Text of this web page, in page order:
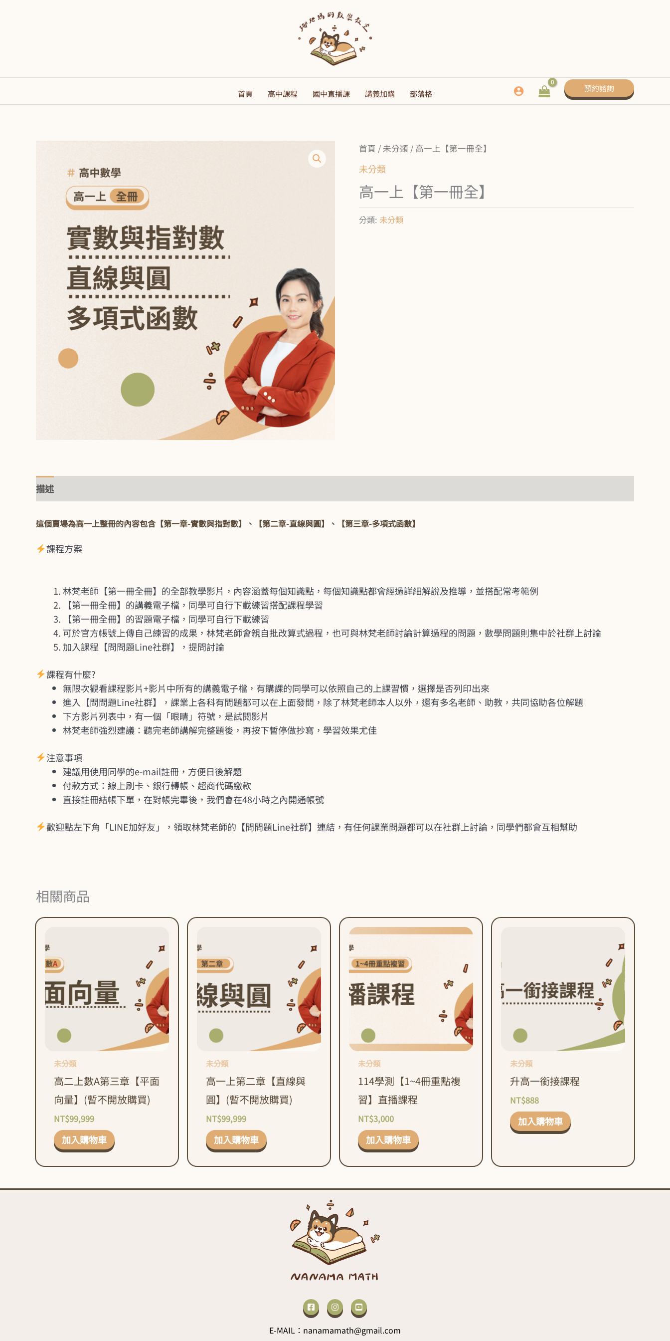
首頁 高中課程 國中直播課 講義加購 部落格
預約諮詢
首頁 / 未分類 / 高一上【第一冊全】
未分類
高一上【第一冊全】
分類: 未分類
描述
這個賣場為高一上整冊的內容包含【第一章-實數與指對數】、【第二章-直線與圓】、【第三章-多項式函數】
課程方案
林梵老師【第一冊全冊】的全部教學影片，內容涵蓋每個知識點，每個知識點都會經過詳細解說及推導，並搭配常考範例
【第一冊全冊】的講義電子檔，同學可自行下載練習搭配課程學習
【第一冊全冊】的習題電子檔，同學可自行下載練習
可於官方帳號上傳自己練習的成果，林梵老師會親自批改算式過程，也可與林梵老師討論計算過程的問題，數學問題則集中於社群上討論
加入課程【問問題Line社群】，提問討論
課程有什麼?
無限次觀看課程影片+影片中所有的講義電子檔，有購課的同學可以依照自己的上課習慣，選擇是否列印出來
進入【問問題Line社群】，課業上各科有問題都可以在上面發問，除了林梵老師本人以外，還有多名老師、助教，共同協助各位解題
下方影片列表中，有一個「眼睛」符號，是試閱影片
林梵老師強烈建議：聽完老師講解完整題後，再按下暫停做抄寫，學習效果尤佳
注意事項
建議用使用同學的e-mail註冊，方便日後解題
付款方式：線上刷卡、銀行轉帳、超商代碼繳款
直接註冊結帳下單，在對帳完畢後，我們會在48小時之內開通帳號
歡迎點左下角「LINE加好友」，領取林梵老師的【問問題Line社群】連結，有任何課業問題都可以在社群上討論，同學們都會互相幫助
相關商品
未分類
高二上數A第三章【平面
向量】(暫不開放購買)
NT$99,999
加入購物車
未分類
高一上第二章【直線與
圓】(暫不開放購買)
NT$99,999
加入購物車
未分類
114學測【1~4冊重點複
習】直播課程
NT$3,000
加入購物車
未分類
升高一銜接課程
NT$888
加入購物車
E-MAIL：nanamamath@gmail.com